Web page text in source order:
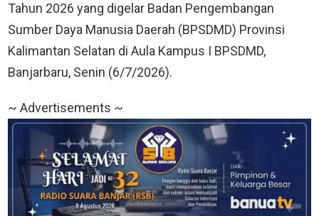
Tahun 2026 yang digelar Badan Pengembangan
Sumber Daya Manusia Daerah (BPSDMD) Provinsi
Kalimantan Selatan di Aula Kampus I BPSDMD,
Banjarbaru, Senin (6/7/2026).
~ Advertisements ~